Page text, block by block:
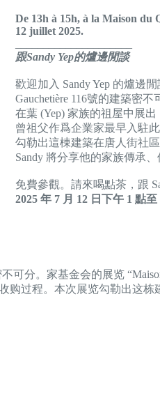
De 13h à 15h, à la Maison du
12 juillet 2025.
跟Sandy Yep的爐邊閒談
歡迎加入 Sandy Yep 的爐邊
Gauchetière 116號的建築密
在葉 (Yep) 家族的祖屋中展
曾祖父作爲企業家最早入駐
勾勒出這棟建築在唐人街社
Sandy 將分享他的家族傳承
免費參觀。請來喝點茶，跟
2025 年 7 月 12 日下午 1 點
可分。家基金会的展览
购过程。本次展览勾勒出这